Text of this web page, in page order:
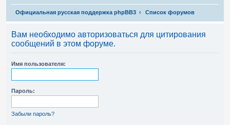
Официальная русская поддержка phpBB3 Список форумов
Вам необходимо авторизоваться для цитирования
сообщений в этом форуме.
Имя пользователя:
Пароль:
Забыли пароль?